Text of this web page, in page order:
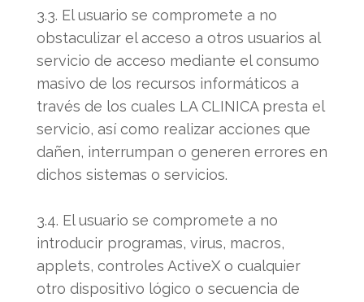
3.3. El usuario se compromete a no
obstaculizar el acceso a otros usuarios al
servicio de acceso mediante el consumo
masivo de los recursos informáticos a
través de los cuales LA CLINICA presta el
servicio, así como realizar acciones que
dañen, interrumpan o generen errores en
dichos sistemas o servicios.
3.4. El usuario se compromete a no
introducir programas, virus, macros,
applets, controles ActiveX o cualquier
otro dispositivo lógico o secuencia de